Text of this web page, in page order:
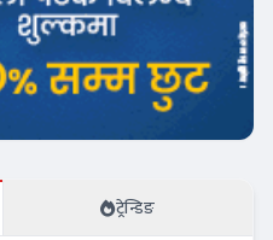
ट्रेन्डिङ